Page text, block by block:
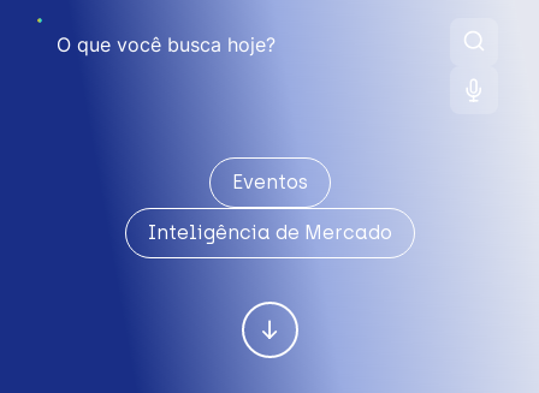
Eventos
Inteligência de Mercado